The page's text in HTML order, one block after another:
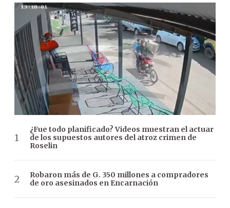
¿Fue todo planificado? Videos muestran el actuar
de los supuestos autores del atroz crimen de
Roselin
Robaron más de G. 350 millones a compradores
de oro asesinados en Encarnación